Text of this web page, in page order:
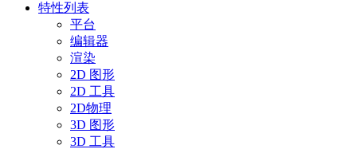
特性列表
平台
编辑器
渲染
2D 图形
2D 工具
2D物理
3D 图形
3D 工具